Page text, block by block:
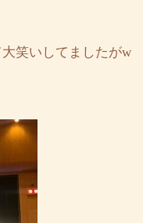
笑いしてましたがw